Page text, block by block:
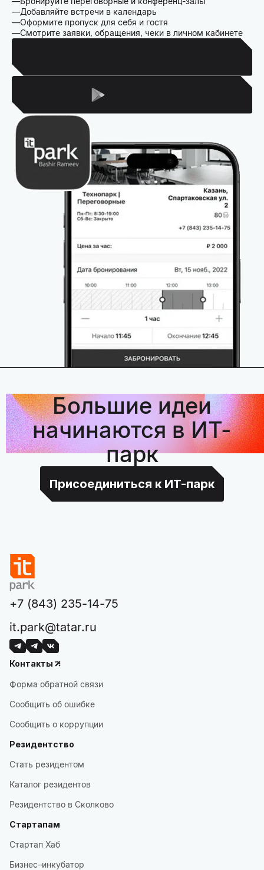
Добавляйте встречи в календарь
Оформите пропуск для себя и гостя
Смотрите заявки, обращения, чеки в личном кабинете
Большие идеи
начинаются в ИТ-
парк
Присоединиться к ИТ-парк
+7 (843) 235-14-75
it.park@tatar.ru
Контакты
Форма обратной связи
Сообщить об ошибке
Сообщить о коррупции
Резидентство
Стать резидентом
Каталог резидентов
Резидентство в Сколково
Стартапам
Стартап Хаб
Бизнес–инкубатор